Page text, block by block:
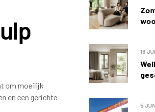
om moeilijk
en een gerichte
18
5